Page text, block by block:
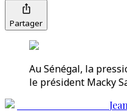
Partager
Au Sénégal, la
le président Macky